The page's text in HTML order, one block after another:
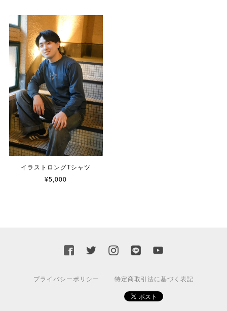
イラストロングTシャツ
¥5,000
プライバシーポリシー 特定商取引法に基づく表記